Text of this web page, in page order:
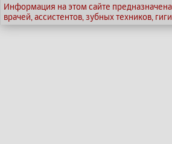
Информация на этом сайте
врачей, ассистентов, зубных техников,